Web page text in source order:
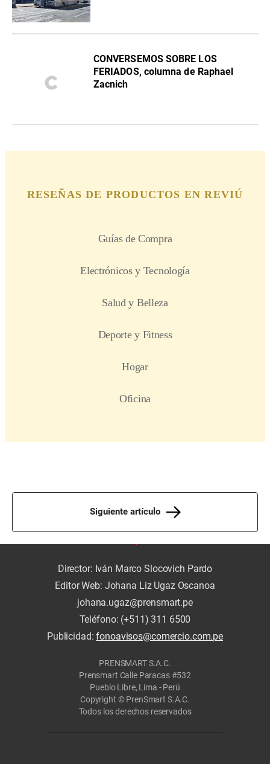
CONVERSEMOS SOBRE LOS
FERIADOS, columna de Raphael
Zacnich
Siguiente artículo
Director: Iván Marco Slocovich Pardo
Editor Web: Johana Liz Ugaz Oscanoa
johana.ugaz@prensmart.pe
Teléfono: (+511) 311 6500
Publicidad:fonoavisos@comercio.com.pe
PRENSMART S.A.C.
Prensmart Calle Paracas #532
Pueblo Libre, Lima - Perú
Copyright © PrenSmart S.A.C.
Todos los derechos reservados